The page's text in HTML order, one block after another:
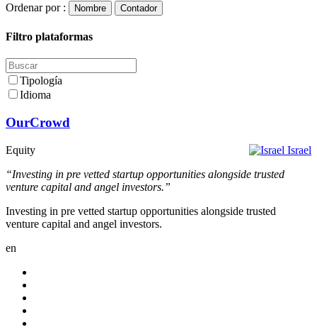
Ordenar por : Nombre Contador
Filtro plataformas
Tipología
Idioma
OurCrowd
Israel
Equity
“Investing in pre vetted startup opportunities alongside trusted
venture capital and angel investors.”
Investing in pre vetted startup opportunities alongside trusted
venture capital and angel investors.
en